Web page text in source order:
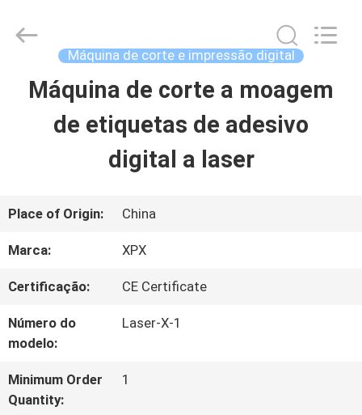
PARA
CASA
VÍDEOS
ESPETÁCULO
VR
SOBRE
Machinery
Máquina de corte e impressão digital
Máquina de corte a moagem
de etiquetas de adesivo
digital a laser
Place of Origin: China
Marca: XPX
Certificação: CE Certificate
Número do
modelo:
Laser-X-1
Minimum Order
Quantity:
1